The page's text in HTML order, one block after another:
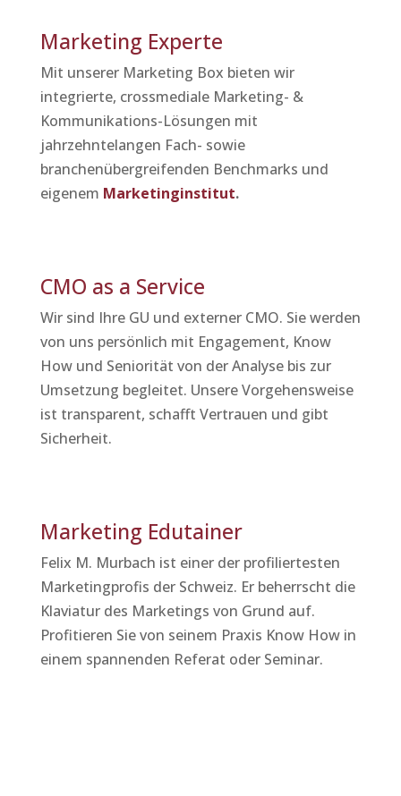
Marketing Experte
Mit unserer Marketing Box bieten wir
integrierte, crossmediale Marketing- &
Kommunikations-Lösungen mit
jahrzehntelangen Fach- sowie
branchenübergreifenden Benchmarks und
eigenem Marketinginstitut.
CMO as a Service
Wir sind Ihre GU und externer CMO. Sie werden
von uns persönlich mit Engagement, Know
How und Seniorität von der Analyse bis zur
Umsetzung begleitet. Unsere Vorgehensweise
ist transparent, schafft Vertrauen und gibt
Sicherheit.
Marketing Edutainer
Felix M. Murbach ist einer der profiliertesten
Marketingprofis der Schweiz. Er beherrscht die
Klaviatur des Marketings von Grund auf.
Profitieren Sie von seinem Praxis Know How in
einem spannenden Referat oder Seminar.